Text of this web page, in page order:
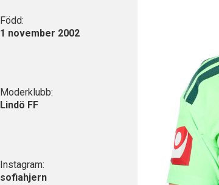
Född:
1 november 2002
Moderklubb:
Lindö FF
Instagram:
sofiahjern